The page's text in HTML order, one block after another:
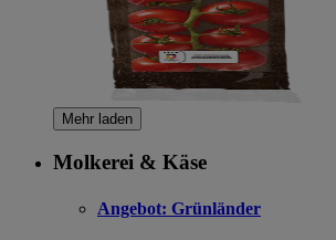
Mehr laden
Molkerei & Käse
Angebot: Grünländer